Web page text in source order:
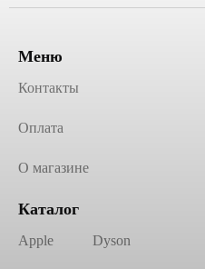
Меню
Контакты
Оплата
О магазине
Каталог
Apple Dyson